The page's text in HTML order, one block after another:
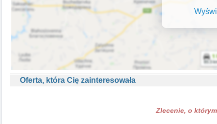
Oferta, która Cię zainteresowała
Zlecenie, o